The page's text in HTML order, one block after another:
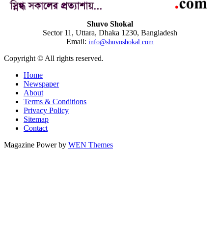
Shuvo Shokal
Sector 11, Uttara, Dhaka 1230, Bangladesh
Email: info@shuvoshokal.com
Copyright © All rights reserved.
Home
Newspaper
About
Terms & Conditions
Privacy Policy
Sitemap
Contact
Magazine Power by WEN Themes